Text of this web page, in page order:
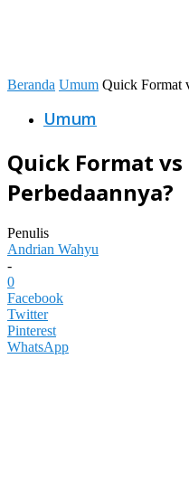
Beranda Umum Quick Format
Umum
Quick Format
Perbedaannya?
Penulis
Andrian Wahyu
-
0
Facebook
Twitter
Pinterest
WhatsApp